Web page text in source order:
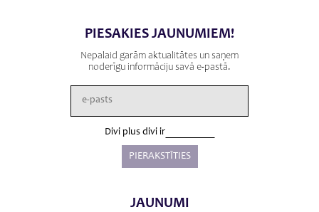
PIESAKIES JAUNUMIEM!
Nepalaid garām aktualitātes un saņem
noderīgu informāciju savā e-pastā.
Divi plus divi ir
JAUNUMI